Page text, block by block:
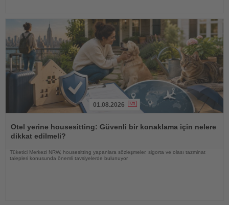
Oku
01.08.2026
Otel yerine housesitting: Güvenli bir konaklama için nelere
dikkat edilmeli?
Tüketici Merkezi NRW, housesitting yapanlara sözleşmeler, sigorta ve olası tazminat
talepleri konusunda önemli tavsiyelerde bulunuyor